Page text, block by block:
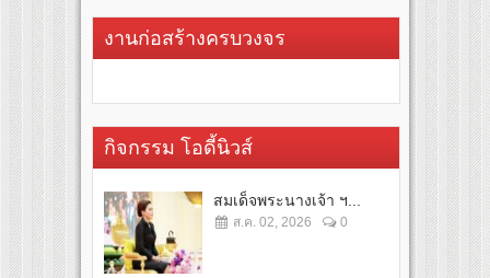
งานก่อสร้างครบวงจร
กิจกรรม โอดี้นิวส์
สมเด็จพระนางเจ้า ฯ...
ส.ค. 02, 2026 0